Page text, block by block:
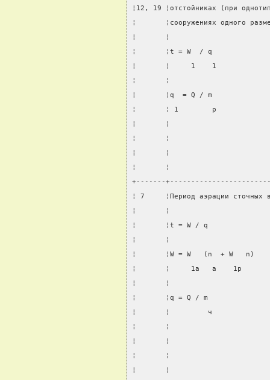
¦12, 19 ¦отстойниках (при
¦       ¦сооружениях одного
¦       ¦
¦       ¦t = W  / q
¦       ¦     1    1
¦       ¦
¦       ¦q  = Q / m
¦       ¦ 1        р
¦       ¦
¦       ¦
¦       ¦
¦       ¦
+-------
¦ 7     ¦Период аэрации
¦       ¦
¦       ¦t = W / q
¦       ¦
¦       ¦W = W   (n  + W
¦       ¦     1а   а    1р
¦       ¦
¦       ¦q = Q / m
¦       ¦         ч
¦       ¦
¦       ¦
¦       ¦
¦       ¦